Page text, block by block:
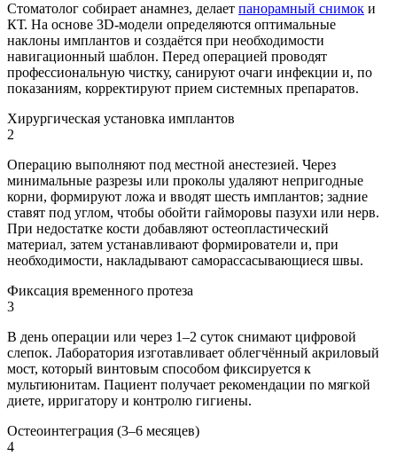
Стоматолог собирает анамнез, делает панорамный снимок и
КТ. На основе 3D-модели определяются оптимальные
наклоны имплантов и создаётся при необходимости
навигационный шаблон. Перед операцией проводят
профессиональную чистку, санируют очаги инфекции и, по
показаниям, корректируют прием системных препаратов.
Хирургическая установка имплантов
2
Операцию выполняют под местной анестезией. Через
минимальные разрезы или проколы удаляют непригодные
корни, формируют ложа и вводят шесть имплантов; задние
ставят под углом, чтобы обойти гайморовы пазухи или нерв.
При недостатке кости добавляют остеопластический
материал, затем устанавливают формирователи и, при
необходимости, накладывают саморассасывающиеся швы.
Фиксация временного протеза
3
В день операции или через 1–2 суток снимают цифровой
слепок. Лаборатория изготавливает облегчённый акриловый
мост, который винтовым способом фиксируется к
мультиюнитам. Пациент получает рекомендации по мягкой
диете, ирригатору и контролю гигиены.
Остеоинтеграция (3–6 месяцев)
4